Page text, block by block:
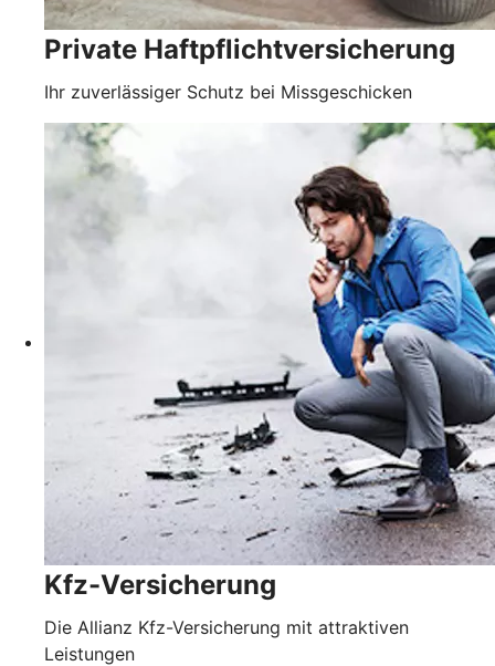
Private Haftpflichtversicherung
Ihr zuverlässiger Schutz bei Missgeschicken
Kfz-Versicherung
Die Allianz Kfz-Versicherung mit attraktiven
Leistungen